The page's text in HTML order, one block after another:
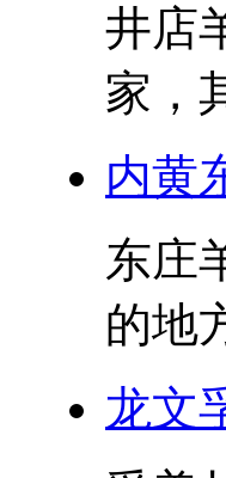
井店
家，
内黄
东庄
的地
龙文